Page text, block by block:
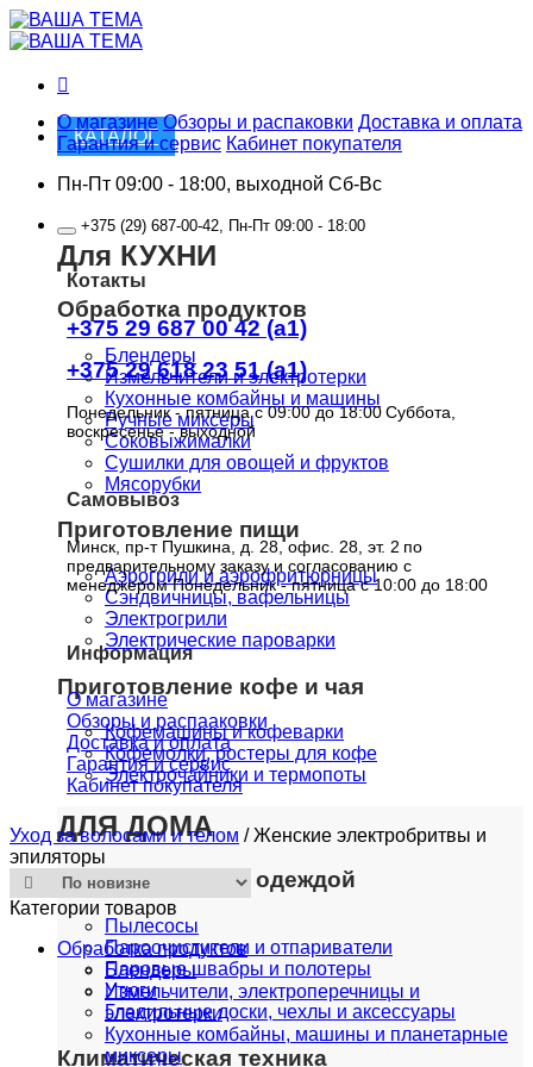
Skip
to
КАТАЛОГ
Для КУХНИ
Обработка продуктов
Блендеры
Измельчители и электротерки
Кухонные комбайны и машины
Ручные миксеры
Соковыжималки
Сушилки для овощей и фруктов
Мясорубки
Приготовление пищи
Аэрогрили и аэрофритюрницы
Сэндвичницы, вафельницы
Электрогрили
Электрические пароварки
Приготовление кофе и чая
Кофемашины и кофеварки
Кофемолки, ростеры для кофе
Электрочайники и термопоты
ДЛЯ ДОМА
Уборка и уход за одеждой
Пылесосы
Пароочистители и отпариватели
Паровые швабры и полотеры
Утюги
Гладильные доски, чехлы и аксессуары
Климатическая техника
О магазине Обзоры и распаковки Доставка и оплата
Гарантия и сервис Кабинет покупателя
Пн-Пт 09:00 - 18:00, выходной Сб-Вс
+375 (29) 687-00-42, Пн-Пт 09:00 - 18:00
Котакты
+375 29 687 00 42 (a1)
+375 29 618 23 51 (a1)
Понедельник - пятница с 09:00 до 18:00Суббота,
воскресенье - выходной
Самовывоз
Минск, пр-т Пушкина, д. 28, офис. 28, эт. 2 по
предварительному заказу и согласованию с
менеджером Понедельник - пятница с 10:00 до 18:00
Информация
О магазине
Обзоры и распааковки
Доставка и оплата
Гарантия и сервис
Кабинет покупателя
Уход за волосами и телом /Женские электробритвы и
эпиляторы
Категории товаров
Обработка продуктов
Блендеры
Измельчители, электроперечницы и
электротерки
Кухонные комбайны, машины и планетарные
миксеры